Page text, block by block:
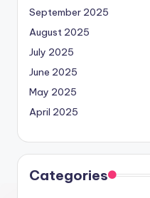
September 2025
August 2025
July 2025
June 2025
May 2025
April 2025
Categories